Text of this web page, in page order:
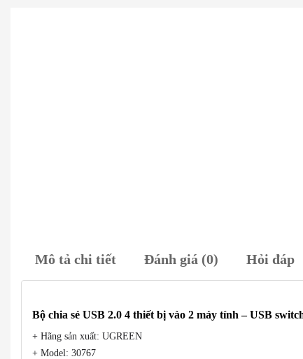
Mô tả chi tiết Đánh giá (0) Hỏi đáp
Bộ chia sẻ USB 2.0 4 thiết bị vào 2 máy tính – USB
+ Hãng sản xuất: UGREEN
+ Model: 30767